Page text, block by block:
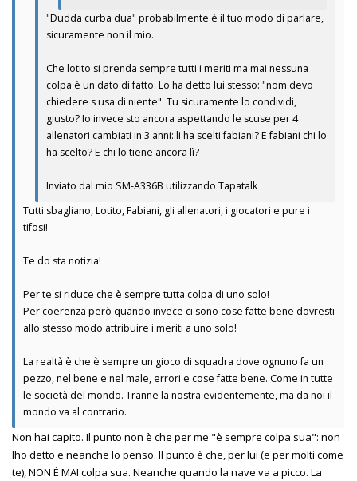
"Dudda curba dua" probabilmente è il tuo modo di parlare,
sicuramente non il mio.
Che lotito si prenda sempre tutti i meriti ma mai nessuna
colpa è un dato di fatto. Lo ha detto lui stesso: "nom devo
chiedere s usa di niente". Tu sicuramente lo condividi,
giusto? Io invece sto ancora aspettando le scuse per 4
allenatori cambiati in 3 anni: li ha scelti fabiani? E fabiani chi lo
ha scelto? E chi lo tiene ancora lì?
Inviato dal mio SM-A336B utilizzando Tapatalk
Tutti sbagliano, Lotito, Fabiani, gli allenatori, i giocatori e pure i
tifosi!
Te do sta notizia!
Per te si riduce che è sempre tutta colpa di uno solo!
Per coerenza però quando invece ci sono cose fatte bene dovresti
allo stesso modo attribuire i meriti a uno solo!
La realtà è che è sempre un gioco di squadra dove ognuno fa un
pezzo, nel bene e nel male, errori e cose fatte bene. Come in tutte
le società del mondo. Tranne la nostra evidentemente, ma da noi il
mondo va al contrario.
Non hai capito. Il punto non è che per me "è sempre colpa sua": non
lho detto e neanche lo penso. Il punto è che, per lui (e per molti come
te), NON È MAI colpa sua. Neanche quando la nave va a picco. La